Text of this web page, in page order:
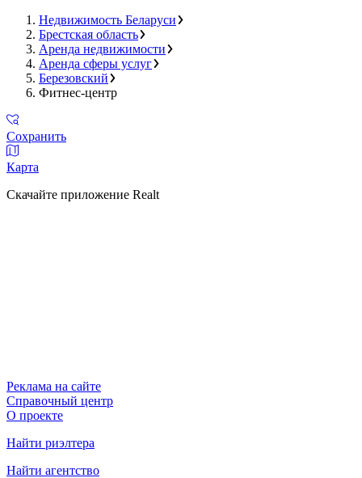
Недвижимость Беларуси
Брестская область
Аренда недвижимости
Аренда сферы услуг
Березовский
Фитнес-центр
Сохранить
Карта
Скачайте приложение Realt
Реклама на сайте
Справочный центр
О проекте
Найти риэлтера
Найти агентство